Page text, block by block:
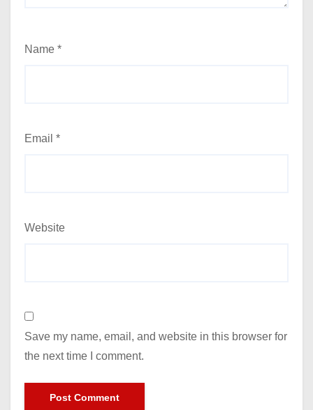
Name *
Email *
Website
Save my name, email, and website in this browser for
the next time I comment.